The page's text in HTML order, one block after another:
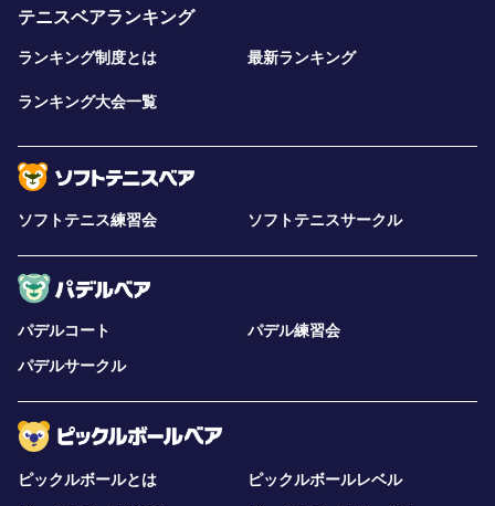
テニスベアランキング
ランキング制度とは 最新ランキング
ランキング大会一覧
ソフトテニス練習会 ソフトテニスサークル
パデルコート
パデル練習会
パデルサークル
ピックルボールとは
ピックルボールレベル